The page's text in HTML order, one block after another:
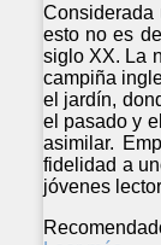
Considerada
esto no es
siglo XX. La
campiña
el jardín,
el pasado y
asimilar.
fidelidad a
jóvenes